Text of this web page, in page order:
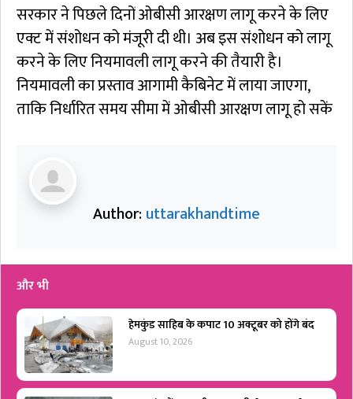
सरकार ने पिछले दिनों ओबीसी आरक्षण लागू करने के लिए
एक्ट में संशोधन को मंजूरी दी थी। अब इस संशोधन को लागू
करने के लिए नियमावली लागू करने की तैयारी है।
नियमावली का प्रस्ताव आगामी कैबिनेट में लाया जाएगा,
ताकि निर्धारित समय सीमा में ओबीसी आरक्षण लागू हो सकें
Author:uttarakhandtime
और भी
हेमकुंड साहिब के कपाट 10 अक्टूबर को होंगे बंद
August 10, 2026